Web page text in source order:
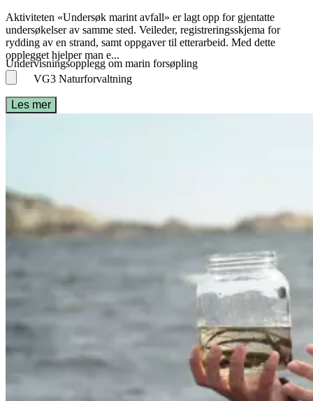
Undervisningsopplegg om marin forsøpling
Aktiviteten «Undersøk marint avfall» er lagt opp for gjentatte
undersøkelser av samme sted. Veileder, registreringsskjema for
rydding av en strand, samt oppgaver til etterarbeid. Med dette
opplegget hjelper man e...
VG3 Naturforvaltning
Les mer